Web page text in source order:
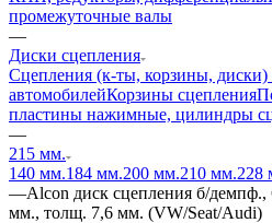
промежуточные валы
—
Диски сцепления
Сцепления (к-ты, корзины,
автомобилейКорзины сцепления
пластины нажимные, цилиндры
—
215 мм.
140 мм.184 мм.200 мм.210 мм.228
—Alcon диск сцепления б/
мм., толщ. 7,6 мм. (VW/Seat/Audi)